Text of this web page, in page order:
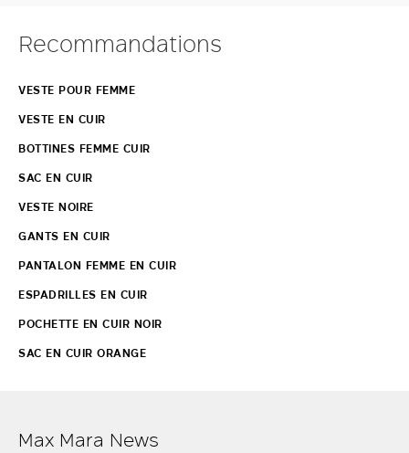
Recommandations
VESTE POUR FEMME
VESTE EN CUIR
BOTTINES FEMME CUIR
SAC EN CUIR
VESTE NOIRE
GANTS EN CUIR
PANTALON FEMME EN CUIR
ESPADRILLES EN CUIR
POCHETTE EN CUIR NOIR
SAC EN CUIR ORANGE
Max Mara News